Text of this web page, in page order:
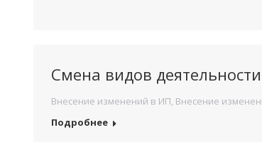
Смена видов
Внесение изменений в ИП, Внесение
Подробнее